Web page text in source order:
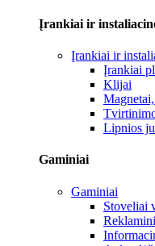
Įrankiai ir
Įrankiai ir
Įrankiai
Klijai
Lipnios
Gaminiai
Gaminiai
Stoveliai